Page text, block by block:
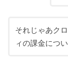
それじゃあク
ィの課金につ